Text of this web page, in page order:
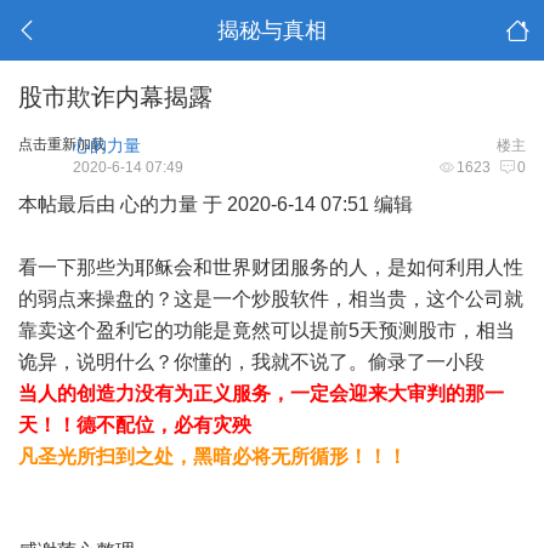
揭秘与真相
股市欺诈内幕揭露
点击重新加载 楼主
心的力量
1623 0
2020-6-14 07:49
本帖最后由 心的力量 于 2020-6-14 07:51 编辑
看一下那些为耶稣会和世界财团服务的人，是如何利用人性
的弱点来操盘的？这是一个炒股软件，相当贵，这个公司就
靠卖这个盈利它的功能是竟然可以提前5天预测股市，相当
诡异，说明什么？ 你懂的，我就不说了。偷录了一小段
当人的创造力没有为正义服务，一定会迎来大审判的那一
天！！德不配位，必有灾殃
凡圣光所扫到之处，黑暗必将无所循形！！！